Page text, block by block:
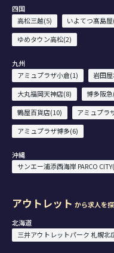
四国
高松三越(5)
いよてつ髙島
ゆめタウン高松(2)
九州
アミュプラザ小倉(1)
岩田
大丸福岡天神店(8)
博多阪
鶴屋百貨店(10)
アミュプラ
アミュプラザ博多(6)
沖縄
サンエー浦添西海岸 PARCO
アウトレット から求人を
北海道
三井アウトレットパーク 札幌北